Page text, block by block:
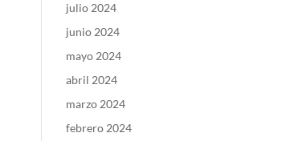
julio 2024
junio 2024
mayo 2024
abril 2024
marzo 2024
febrero 2024